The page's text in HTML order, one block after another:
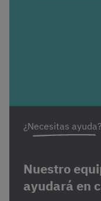
¿Necesitas ayuda?
Nuestro
ayudará en